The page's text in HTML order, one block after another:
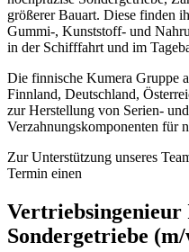
größerer Bauart. Diese finden
Gummi-, Kunststoff- und
in der Schifffahrt und im
Die finnische Kumera Gruppe
Finnland, Deutschland,
zur Herstellung von Serien-
Verzahnungskomponenten für
Zur Unterstützung unseres
Termin einen
Sondergetriebe